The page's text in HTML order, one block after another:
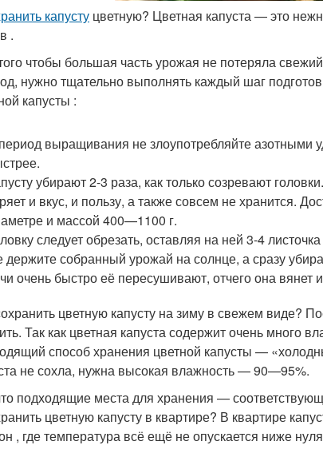
капусту цветную? Цветная капуста — это
.
чтобы большая часть урожая не потеряла
нужно тщательно выполнять каждый шаг
капусты :
выращивания не злоупотребляйте азотными
убирают 2-3 раза, как только созревают
и вкус, и пользу, а также совсем не хранится.
и массой 400—1100 г.
следует обрезать, оставляя на ней 3-4
держите собранный урожай на солнце, а сразу
очень быстро её пересушивают, отчего она вянет
цветную капусту на зиму в свежем виде?
Так как цветная капуста содержит очень много
способ хранения цветной капусты —
не сохла, нужна высокая влажность — 90—95%.
подходящие места для хранения —
цветную капусту в квартире? В квартире
, где температура всё ещё не опускается ниже